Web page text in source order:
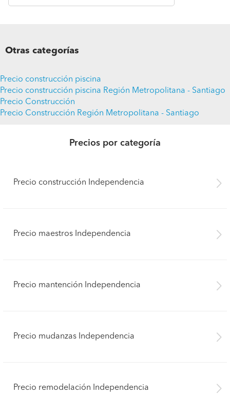
Otras categorías
Precio construcción piscina
Precio construcción piscina Región Metropolitana - Santiago
Precio Construcción
Precio Construcción Región Metropolitana - Santiago
Precios por categoría
Precio construcción Independencia
Precio maestros Independencia
Precio mantención Independencia
Precio mudanzas Independencia
Precio remodelación Independencia